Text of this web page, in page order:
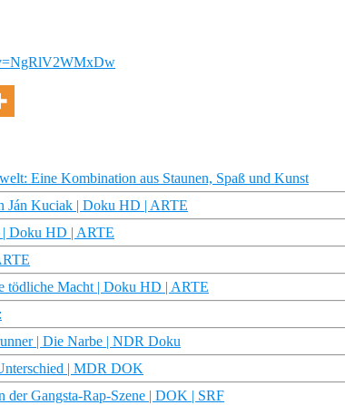
Eine Kombination aus Staunen, Spaß und Kunst
Ján Kuciak | Doku HD | ARTE
| Doku HD | ARTE
tödliche Macht | Doku HD | ARTE
| Die Narbe | NDR Doku
| MDR DOK
Gangsta-Rap-Szene | DOK | SRF